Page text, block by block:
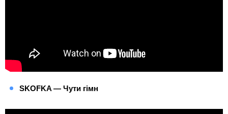
SKOFKA — Чути гімн